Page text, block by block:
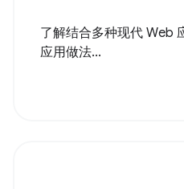
了解结合多种现代 Web
应用做法...